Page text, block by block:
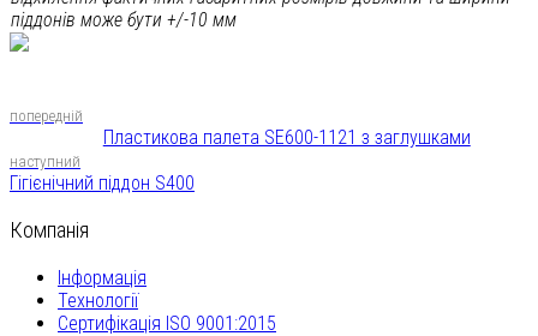
піддонів може бути +/-10 мм
попередній
Пластикова палета SE600-1121 з заглушками
наступний
Гігієнічний піддон S400
Компанія
Інформація
Технології
Сертифікація ISO 9001:2015